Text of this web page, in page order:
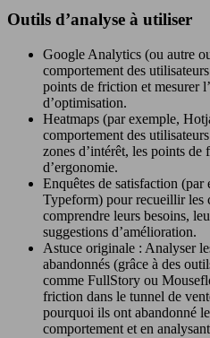
Outils d’analyse à utiliser
Google Analytics (ou autre
comportement des
points de friction et mesurer
d’optimisation.
Heatmaps (par exemple,
comportement des
zones d’intérêt, les points
d’ergonomie.
Enquêtes de satisfaction
Typeform) pour recueillir les
comprendre leurs besoins,
suggestions d’amélioration.
Astuce originale : Analyser
abandonnés (grâce à des
comme FullStory ou
friction dans le tunnel de
pourquoi ils ont abandonné
comportement et en